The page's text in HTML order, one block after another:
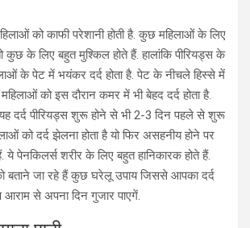
को काफी परेशानी होती है. कुछ महिलाओं के लिए
कुछ के लिए बहुत मुश्किल होते हैं. हालांकि पीरियड्स के
के पेट में भयंकर दर्द होता है. पेट के नीचले हिस्से में
को इस दौरान कमर में भी बेहद दर्द होता है.
दर्द पीरियड्स शुरू होने से भी 2-3 दिन पहले से शुरू
को दर्द झेलना होता है यो फिर असहनीय होने पर
ये पेनकिलर्स शरीर के लिए बहुत हानिकारक होते हैं.
जा रहे हैं कुछ घरेलू उपाय जिससे आपका दर्द
से अपना दिन गुजार पाएगें.